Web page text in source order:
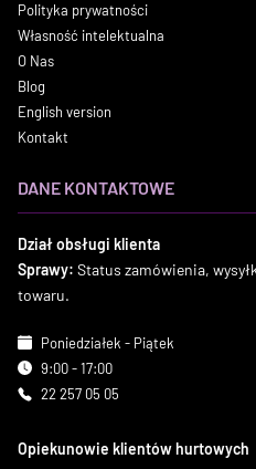
Polityka prywatności
Własność intelektualna
O Nas
Blog
English version
Kontakt
DANE KONTAKTOWE
Dział obsługi klienta
Sprawy: Status zamówienia,
towaru.
Poniedziałek - Piątek
9:00 - 17:00
22 257 05 05
Opiekunowie klientów hurtowych